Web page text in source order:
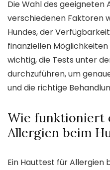
Die Wahl des
verschiedenen Faktoren
Hundes, der
finanziellen
wichtig, die Tests unter
durchzuführen, um
und die richtige
Wie funktioniert
Allergien beim
Ein Hauttest für Allergien